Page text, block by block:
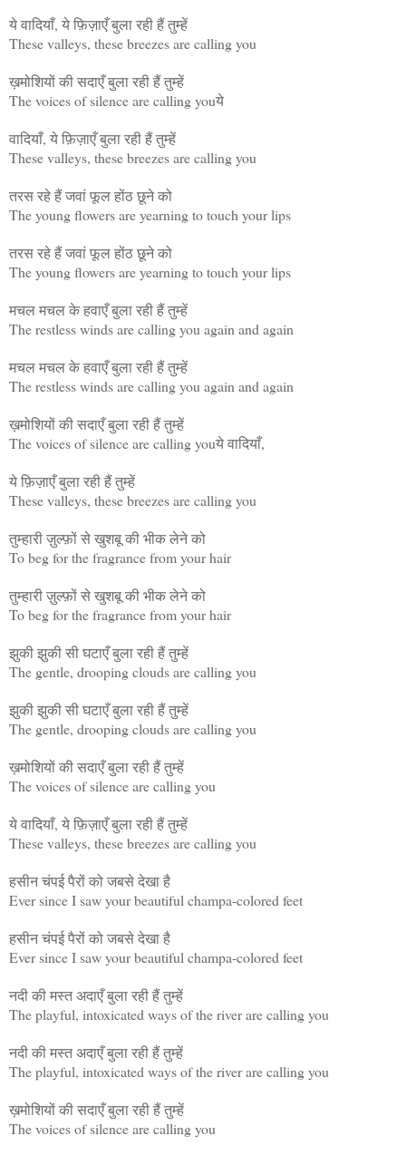
ये वादियाँ, ये फ़िज़ाएँ बुला रही हैं तुम्हें
These valleys, these breezes are calling you
ख़मोशियों की सदाएँ बुला रही हैं तुम्हें
The voices of silence are calling youये
वादियाँ, ये फ़िज़ाएँ बुला रही हैं तुम्हें
These valleys, these breezes are calling you
तरस रहे हैं जवां फूल होंठ छूने को
The young flowers are yearning to touch your lips
तरस रहे हैं जवां फूल होंठ छूने को
The young flowers are yearning to touch your lips
मचल मचल के हवाएँ बुला रही हैं तुम्हें
The restless winds are calling you again and again
मचल मचल के हवाएँ बुला रही हैं तुम्हें
The restless winds are calling you again and again
ख़मोशियों की सदाएँ बुला रही हैं तुम्हें
The voices of silence are calling youये वादियाँ,
ये फ़िज़ाएँ बुला रही हैं तुम्हें
These valleys, these breezes are calling you
तुम्हारी ज़ुल्फ़ों से खुशबू की भीक लेने को
To beg for the fragrance from your hair
तुम्हारी ज़ुल्फ़ों से खुशबू की भीक लेने को
To beg for the fragrance from your hair
झुकी झुकी सी घटाएँ बुला रही हैं तुम्हें
The gentle, drooping clouds are calling you
झुकी झुकी सी घटाएँ बुला रही हैं तुम्हें
The gentle, drooping clouds are calling you
ख़मोशियों की सदाएँ बुला रही हैं तुम्हें
The voices of silence are calling you
ये वादियाँ, ये फ़िज़ाएँ बुला रही हैं तुम्हें
These valleys, these breezes are calling you
हसीन चंपई पैरों को जबसे देखा है
Ever since I saw your beautiful champa-colored feet
हसीन चंपई पैरों को जबसे देखा है
Ever since I saw your beautiful champa-colored feet
नदी की मस्त अदाएँ बुला रही हैं तुम्हें
The playful, intoxicated ways of the river are calling you
नदी की मस्त अदाएँ बुला रही हैं तुम्हें
The playful, intoxicated ways of the river are calling you
ख़मोशियों की सदाएँ बुला रही हैं तुम्हें
The voices of silence are calling you